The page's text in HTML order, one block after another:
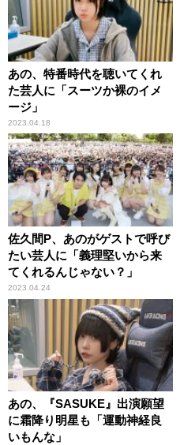
あの、特番時代を聴いてくれ
た芸人に「スーツか裸のイメ
ージ」
2023.04.18
佐久間P、あのがゲストで呼び
たい芸人に「義理堅いから来
てくれるんじゃない？」
2023.04.24
あの、『SASUKE』出演願望
に霜降り明星も「運動神経良
いもんな」